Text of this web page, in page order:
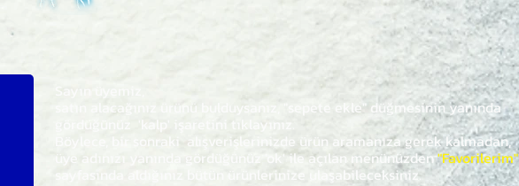
Sayın üyemiz,
satın alacağınız ürünü bulduysanız, "sepete ekle" düğmesinin yanında
gördüğünüz 'kalp' işaretini tıklayınız.
bir sonraki alışverişlerinizde ürün aramanıza gerek kalmadan,
üye adınızı yanında gördüğünüz 'ok' ile açılan menünüzden"Favorilerim"
sayfasında aldığınız bütün ürünlerinize ulaşabileceksiniz.